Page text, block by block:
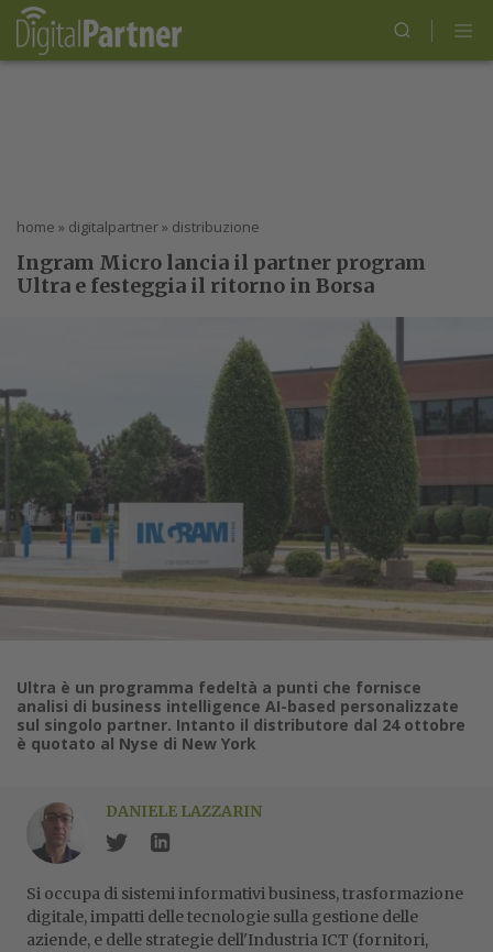
home » digitalpartner» distribuzione
Ingram Micro lancia il partner program
Ultra e festeggia il ritorno in Borsa
Ultra è un programma fedeltà a punti che fornisce
analisi di business intelligence AI-based personalizzate
sul singolo partner. Intanto il distributore dal 24 ottobre
è quotato al Nyse di New York
DANIELE LAZZARIN
Si occupa di sistemi informativi business, trasformazione
digitale, impatti delle tecnologie sulla gestione delle
aziende, e delle strategie dell'Industria ICT (fornitori,